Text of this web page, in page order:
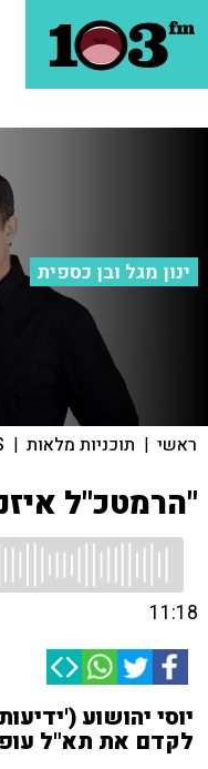
ינון מגל ובן כספית
ראשי | תוכניות מלאות |
"הרמטכ"ל
11:18
יוסי יהושוע
לקדם את תא"ל